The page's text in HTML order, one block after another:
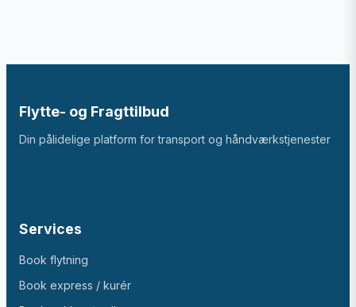
Flytte- og Fragttilbud
Din pålidelige platform for transport og håndværkstjenester
Services
Book flytning
Book express / kurér